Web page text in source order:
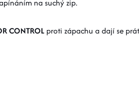
na suchý zip.
CONTROL proti zápachu a dají se